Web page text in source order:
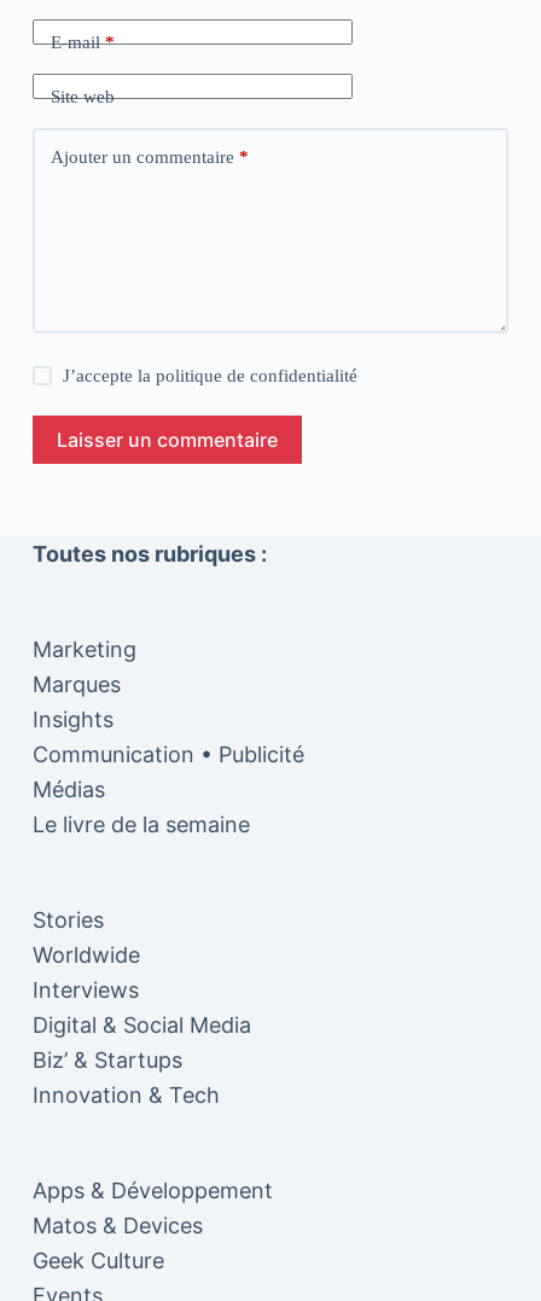
E-mail*
Site web
Ajouter un commentaire *
J’accepte lapolitique de confidentialité
Laisser un commentaire
Toutes nos rubriques :
Marketing
Marques
Insights
Communication • Publicité
Médias
Le livre de la semaine
Stories
Worldwide
Interviews
Digital & Social Media
Biz’ & Startups
Innovation & Tech
Apps & Développement
Matos & Devices
Geek Culture
Events